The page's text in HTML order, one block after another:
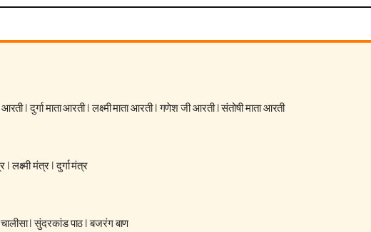
|दुर्गा माता आरती|लक्ष्मी माता आरती|गणेश जी आरती|संतोषी माता आरती
|लक्ष्मी मंत्र|दुर्गा मंत्र
|सुंदरकांड पाठ|बजरंग बाण